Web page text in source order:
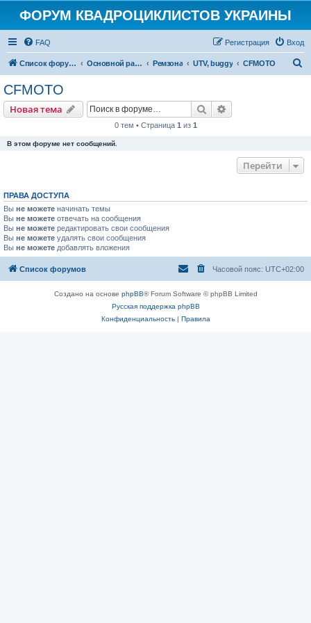
ФОРУМ КВАДРОЦИКЛИСТОВ УКРАИНЫ
FAQ Вход
Регистрация
Список форумов Основной раздел Ремзона UTV, buggy CFMOTO
CFMOTO
Новая тема Поиск
0 тем • Страница 1 из 1
В этом форуме нет сообщений.
Перейти
ПРАВА ДОСТУПА
Вы не можете начинать темы
Вы не можете отвечать на сообщения
Вы не можете редактировать свои сообщения
Вы не можете удалять свои сообщения
Вы не можете добавлять вложения
Список форумов Часовой пояс: UTC+02:00
Создано на основе phpBB® Forum Software © phpBB Limited
Русская поддержка phpBB
Конфиденциальность| Правила